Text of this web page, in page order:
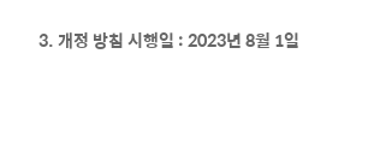
3. 개정 방침 시행일 : 2023년 8월 1일